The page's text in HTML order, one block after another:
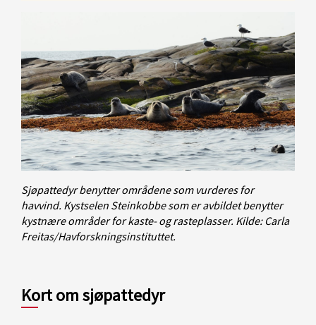
Sjøpattedyr benytter områdene som vurderes for
havvind. Kystselen Steinkobbe som er avbildet benytter
kystnære områder for kaste- og rasteplasser. Kilde: Carla
Freitas/Havforskningsinstituttet.
Kort om sjøpattedyr